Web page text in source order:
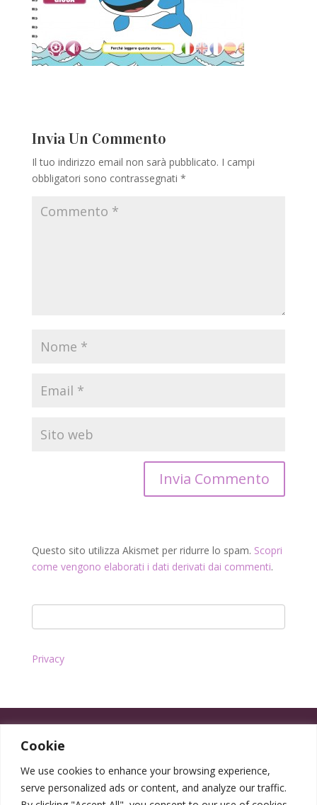
Cookie
We use cookies to enhance your browsing experience,
serve personalized ads or content, and analyze our traffic.
Invia Un Commento
Il tuo indirizzo email non sarà pubblicato. I campi
obbligatori sono contrassegnati *
Questo sito utilizza Akismet per ridurre lo spam. Scopri
come vengono elaborati i dati derivati dai commenti.
Privacy